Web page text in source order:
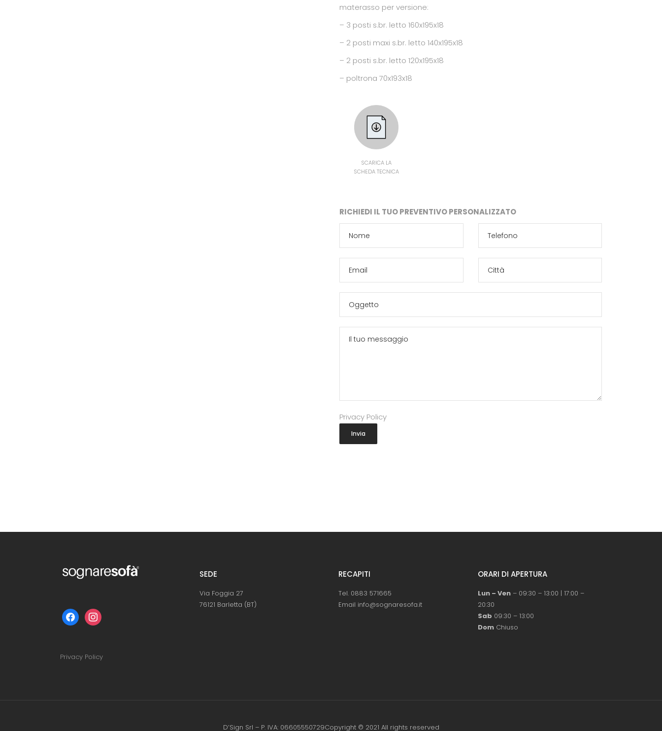
materasso per versione:
– 3 posti s.br. letto 160x195x18
– 2 posti maxi s.br. letto 140x195x18
– 2 posti s.br. letto 120x195x18
– poltrona 70x193x18
SCARICA LA
SCHEDA TECNICA
RICHIEDI IL TUO PREVENTIVO PERSONALIZZATO
Privacy Policy
facebookinstagram
Privacy Policy
SEDE
Via Foggia 27
76121 Barletta (BT)
RECAPITI
Tel. 0883 571665
Email info@sognaresofa.it
ORARI DI APERTURA
Lun – Ven– 09:30 – 13:00 | 17:00 –
20:30
Sab 09:30 – 13:00
DomChiuso
D’Sign Srl – P. IVA: 06605550729Copyright © 2021 All rights reserved